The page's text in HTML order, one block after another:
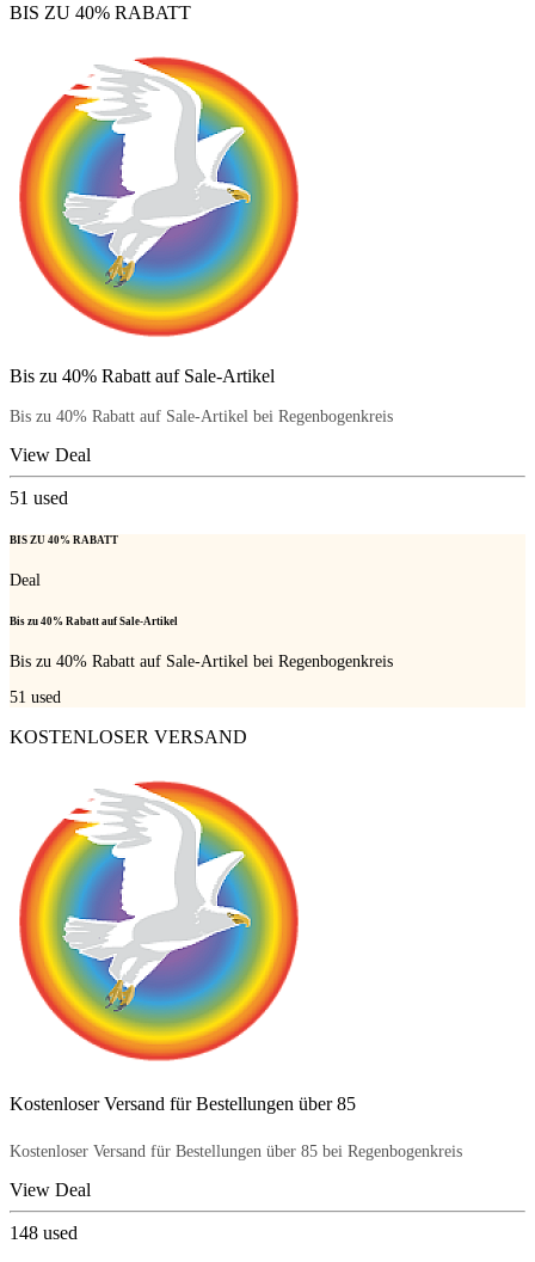
BIS ZU 40% RABATT
Bis zu 40% Rabatt auf Sale-Artikel
Bis zu 40% Rabatt auf Sale-Artikel bei Regenbogenkreis
View Deal
51 used
BIS ZU 40% RABATT
Deal
Bis zu 40% Rabatt auf Sale-Artikel
Bis zu 40% Rabatt auf Sale-Artikel bei Regenbogenkreis
51 used
KOSTENLOSER VERSAND
Kostenloser Versand für Bestellungen über 85
Kostenloser Versand für Bestellungen über 85 bei Regenbogenkreis
View Deal
148 used